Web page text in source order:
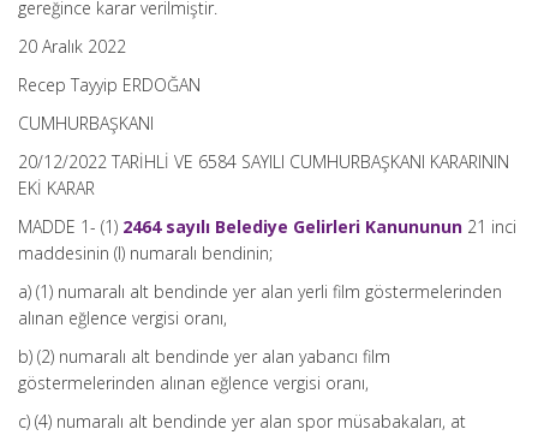
gereğince karar verilmiştir.
20 Aralık 2022
Recep Tayyip ERDOĞAN
CUMHURBAŞKANI
20/12/2022 TARİHLİ VE 6584 SAYILI CUMHURBAŞKANI KARARININ
EKİ KARAR
MADDE 1- (1) 2464 sayılı Belediye Gelirleri Kanununun 21 inci
maddesinin (I) numaralı bendinin;
a) (1) numaralı alt bendinde yer alan yerli film göstermelerinden
alınan eğlence vergisi oranı,
b) (2) numaralı alt bendinde yer alan yabancı film
göstermelerinden alınan eğlence vergisi oranı,
c) (4) numaralı alt bendinde yer alan spor müsabakaları, at